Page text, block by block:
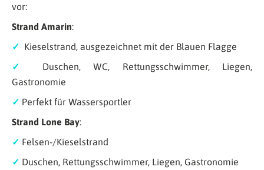
vor:
Strand Amarin:
✓ Kieselstrand, ausgezeichnet mit der Blauen Flagge
✓
Duschen, WC, Rettungsschwimmer, Liegen,
Gastronomie
✓ Perfekt für Wassersportler
Strand Lone Bay:
✓ Felsen-/Kieselstrand
✓ Duschen, Rettungsschwimmer, Liegen, Gastronomie